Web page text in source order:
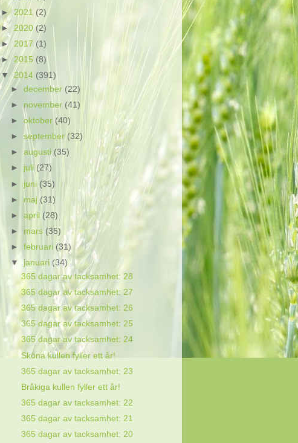
►2021 (2)
► 2020 (2)
► 2017(1)
► 2015 (8)
▼2014 (391)
►december (22)
► november (41)
►oktober (40)
►september (32)
►augusti (35)
► juli (27)
►juni (35)
► maj(31)
►april (28)
► mars (35)
►februari (31)
▼ januari (34)
365 dagar av tacksamhet: 28
365 dagar av tacksamhet: 27
365 dagar av tacksamhet: 26
365 dagar av tacksamhet: 25
365 dagar av tacksamhet: 24
Sköna kullen fyller ett år!
365 dagar av tacksamhet: 23
Bråkiga kullen fyller ett år!
365 dagar av tacksamhet: 22
365 dagar av tacksamhet: 21
365 dagar av tacksamhet: 20